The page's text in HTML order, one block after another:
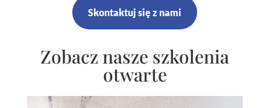
Skontaktuj się z nami
Zobacz nasze szkolenia
otwarte